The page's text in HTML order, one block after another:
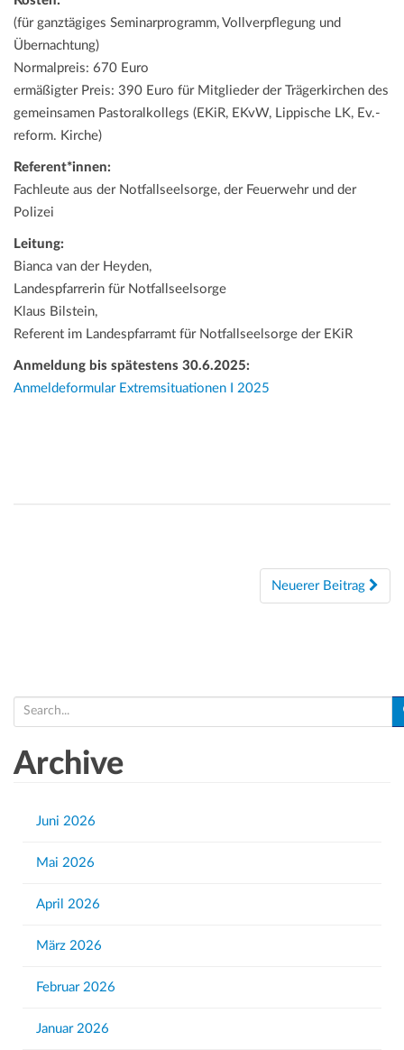
(für ganztägiges Seminarprogramm, Vollverpflegung und
Übernachtung)
Normalpreis: 670 Euro
ermäßigter Preis: 390 Euro für Mitglieder der Trägerkirchen des
gemeinsamen Pastoralkollegs (EKiR, EKvW, Lippische LK, Ev.-
reform. Kirche)
Referent*innen:
Fachleute aus der Notfallseelsorge, der Feuerwehr und der
Polizei
Leitung:
Bianca van der Heyden,
Landespfarrerin für Notfallseelsorge
Klaus Bilstein,
Referent im Landespfarramt für Notfallseelsorge der EKiR
Anmeldung bis spätestens 30.6.2025:
Anmeldeformular Extremsituationen I 2025
Neuerer Beitrag
e
rArchive
Juni 2026
Mai 2026
April 2026
März 2026
Februar 2026
Januar 2026